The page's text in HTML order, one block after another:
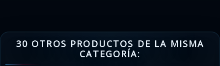
30 OTROS PRODUCTOS DE LA MISMA
CATEGORÍA: